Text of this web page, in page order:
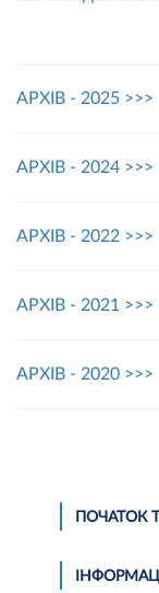
АРХІВ - 2025 >>>
АРХІВ - 2024 >>>
АРХІВ - 2022 >>>
АРХІВ - 2021 >>>
АРХІВ - 2020 >>>
ПОЧАТОК